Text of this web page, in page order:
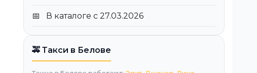
📅 В каталоге с 27.03.2026
🚕 Такси в Белове